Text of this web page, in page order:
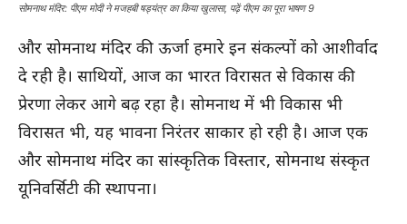
सोमनाथ मंदिर: पीएम मोदी ने मजहबी षड्यंत्र का किया खुलासा, पढ़ें पीएम का पूरा भाषण 9
और सोमनाथ मंदिर की ऊर्जा हमारे इन संकल्पों को आशीर्वाद
दे रही है। साथियों, आज का भारत विरासत से विकास की
प्रेरणा लेकर आगे बढ़ रहा है। सोमनाथ में भी विकास भी
विरासत भी, यह भावना निरंतर साकार हो रही है। आज एक
और सोमनाथ मंदिर का सांस्कृतिक विस्तार, सोमनाथ संस्कृत
यूनिवर्सिटी की स्थापना।